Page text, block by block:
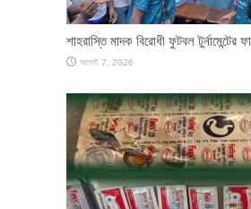
শাহরাস্তি মাদক বিরোধী ফুটবল টুর্নামেন্টের
আগস্ট 7, 2026